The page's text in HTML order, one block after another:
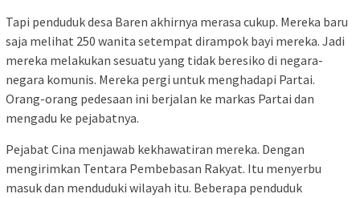
Tapi penduduk desa Baren akhirnya merasa cukup. Mereka baru
saja melihat 250 wanita setempat dirampok bayi mereka. Jadi
mereka melakukan sesuatu yang tidak beresiko di negara-
negara komunis. Mereka pergi untuk menghadapi Partai.
Orang-orang pedesaan ini berjalan ke markas Partai dan
mengadu ke pejabatnya.
Pejabat Cina menjawab kekhawatiran mereka. Dengan
mengirimkan Tentara Pembebasan Rakyat. Itu menyerbu
masuk dan menduduki wilayah itu. Beberapa penduduk